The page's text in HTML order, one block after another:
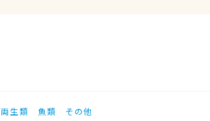
両生類 魚類 その他